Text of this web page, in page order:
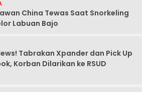
China Tewas Saat Snorkeling
Labuan Bajo
Tabrakan Xpander dan Pick Up
Korban Dilarikan ke RSUD